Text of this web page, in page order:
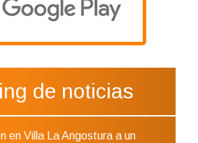
de noticias
en Villa La Angostura a un